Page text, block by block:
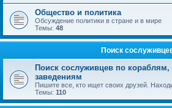
Общество и политика
Обсуждение политики в стране и в мире
Темы: 48
Поиск
Поиск сослуживцев по
заведениям
Пишите все, кто ищет своих друзей.
Темы: 110